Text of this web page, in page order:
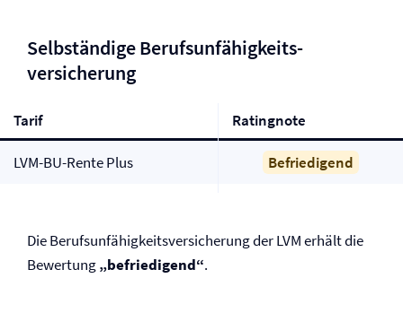
Selbständige Berufs­unfähigkeits­
versicherung
Tarif Ratingnote
LVM-BU-Rente Plus Befriedigend
Die Berufs­unfähigkeits­versicherung der LVM erhält die
Bewertung„befriedigend“.